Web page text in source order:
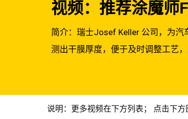
视频：推荐涂魔师
简介：瑞士Josef Keller 公司，为
测出干膜厚度，便于及时调整工艺
说明：更多视频在下方列表； 点击下方